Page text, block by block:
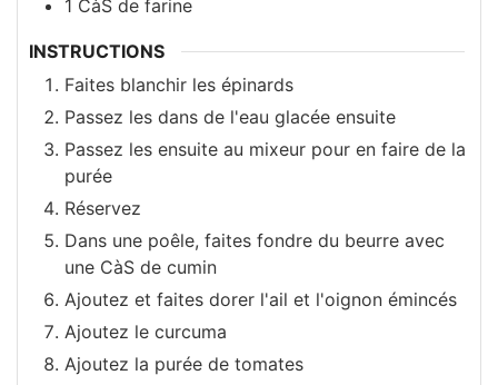
1 CàS de farine
INSTRUCTIONS
Faites blanchir les épinards
Passez les dans de l'eau glacée ensuite
Passez les ensuite au mixeur pour en faire de la
purée
Réservez
Dans une poêle, faites fondre du beurre avec
une CàS de cumin
Ajoutez et faites dorer l'ail et l'oignon émincés
Ajoutez le curcuma
Ajoutez la purée de tomates